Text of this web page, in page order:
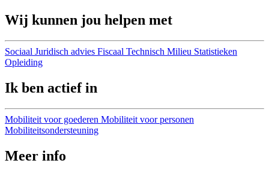
Wij kunnen jou helpen met
Sociaal Juridisch advies Fiscaal Technisch Milieu Statistieken
Opleiding
Ik ben actief in
Mobiliteit voor goederen Mobiliteit voor personen
Mobiliteitsondersteuning
Meer info